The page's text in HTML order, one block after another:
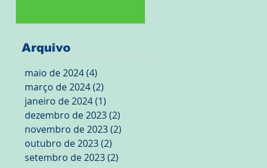
Arquivo
maio de 2024(4)
março de 2024(2)
janeiro de 2024(1)
dezembro de 2023(2)
novembro de 2023(2)
outubro de 2023(2)
setembro de 2023(2)